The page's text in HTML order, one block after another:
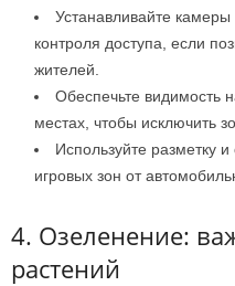
Устанавливайте
контроля доступа, если
жителей.
Обеспечьте видимость
местах, чтобы исключить
Используйте разметку
игровых зон от
4. Озеленение:
растений